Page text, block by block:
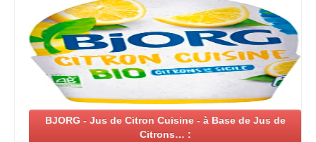
BJORG - Jus de Citron Cuisine - à Base de Jus de
Citrons… :